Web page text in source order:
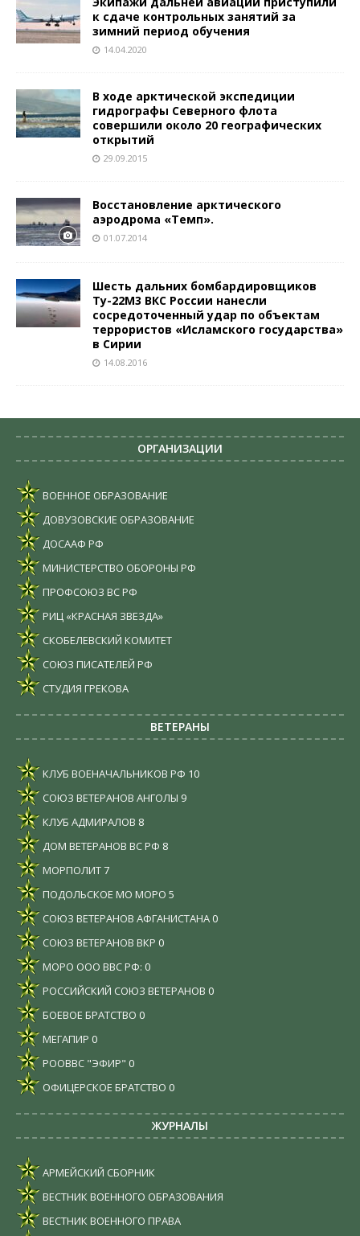
к сдаче контрольных занятий за
зимний период обучения
14.04.2020
В ходе арктической экспедиции
гидрографы Северного флота
совершили около 20 географических
открытий
29.09.2015
Восстановление арктического
аэродрома «Темп».
01.07.2014
Шесть дальних бомбардировщиков
Ту-22М3 ВКС России нанесли
сосредоточенный удар по объектам
террористов «Исламского государства»
в Сирии
14.08.2016
ОРГАНИЗАЦИИ
ВОЕННОЕ ОБРАЗОВАНИЕ
ДОВУЗОВСКИЕ ОБРАЗОВАНИЕ
ДОСААФ РФ
МИНИСТЕРСТВО ОБОРОНЫ РФ
ПРОФСОЮЗ ВС РФ
РИЦ «КРАСНАЯ ЗВЕЗДА»
СКОБЕЛЕВСКИЙ КОМИТЕТ
СОЮЗ ПИСАТЕЛЕЙ РФ
СТУДИЯ ГРЕКОВА
ВЕТЕРАНЫ
КЛУБ ВОЕНАЧАЛЬНИКОВ РФ 10
СОЮЗ ВЕТЕРАНОВ АНГОЛЫ 9
КЛУБ АДМИРАЛОВ 8
ДОМ ВЕТЕРАНОВ ВС РФ 8
МОРПОЛИТ7
ПОДОЛЬСКОЕ МО МОРО 5
СОЮЗ ВЕТЕРАНОВ АФГАНИСТАНА 0
СОЮЗ ВЕТЕРАНОВ ВКР 0
МОРО ООО ВВС РФ: 0
РОССИЙСКИЙ СОЮЗ ВЕТЕРАНОВ 0
БОЕВОЕ БРАТСТВО 0
МЕГАПИР 0
РООВВС "ЭФИР" 0
ОФИЦЕРСКОЕ БРАТСТВО 0
ЖУРНАЛЫ
АРМЕЙСКИЙ СБОРНИК
ВЕСТНИК ВОЕННОГО ОБРАЗОВАНИЯ
ВЕСТНИК ВОЕННОГО ПРАВА